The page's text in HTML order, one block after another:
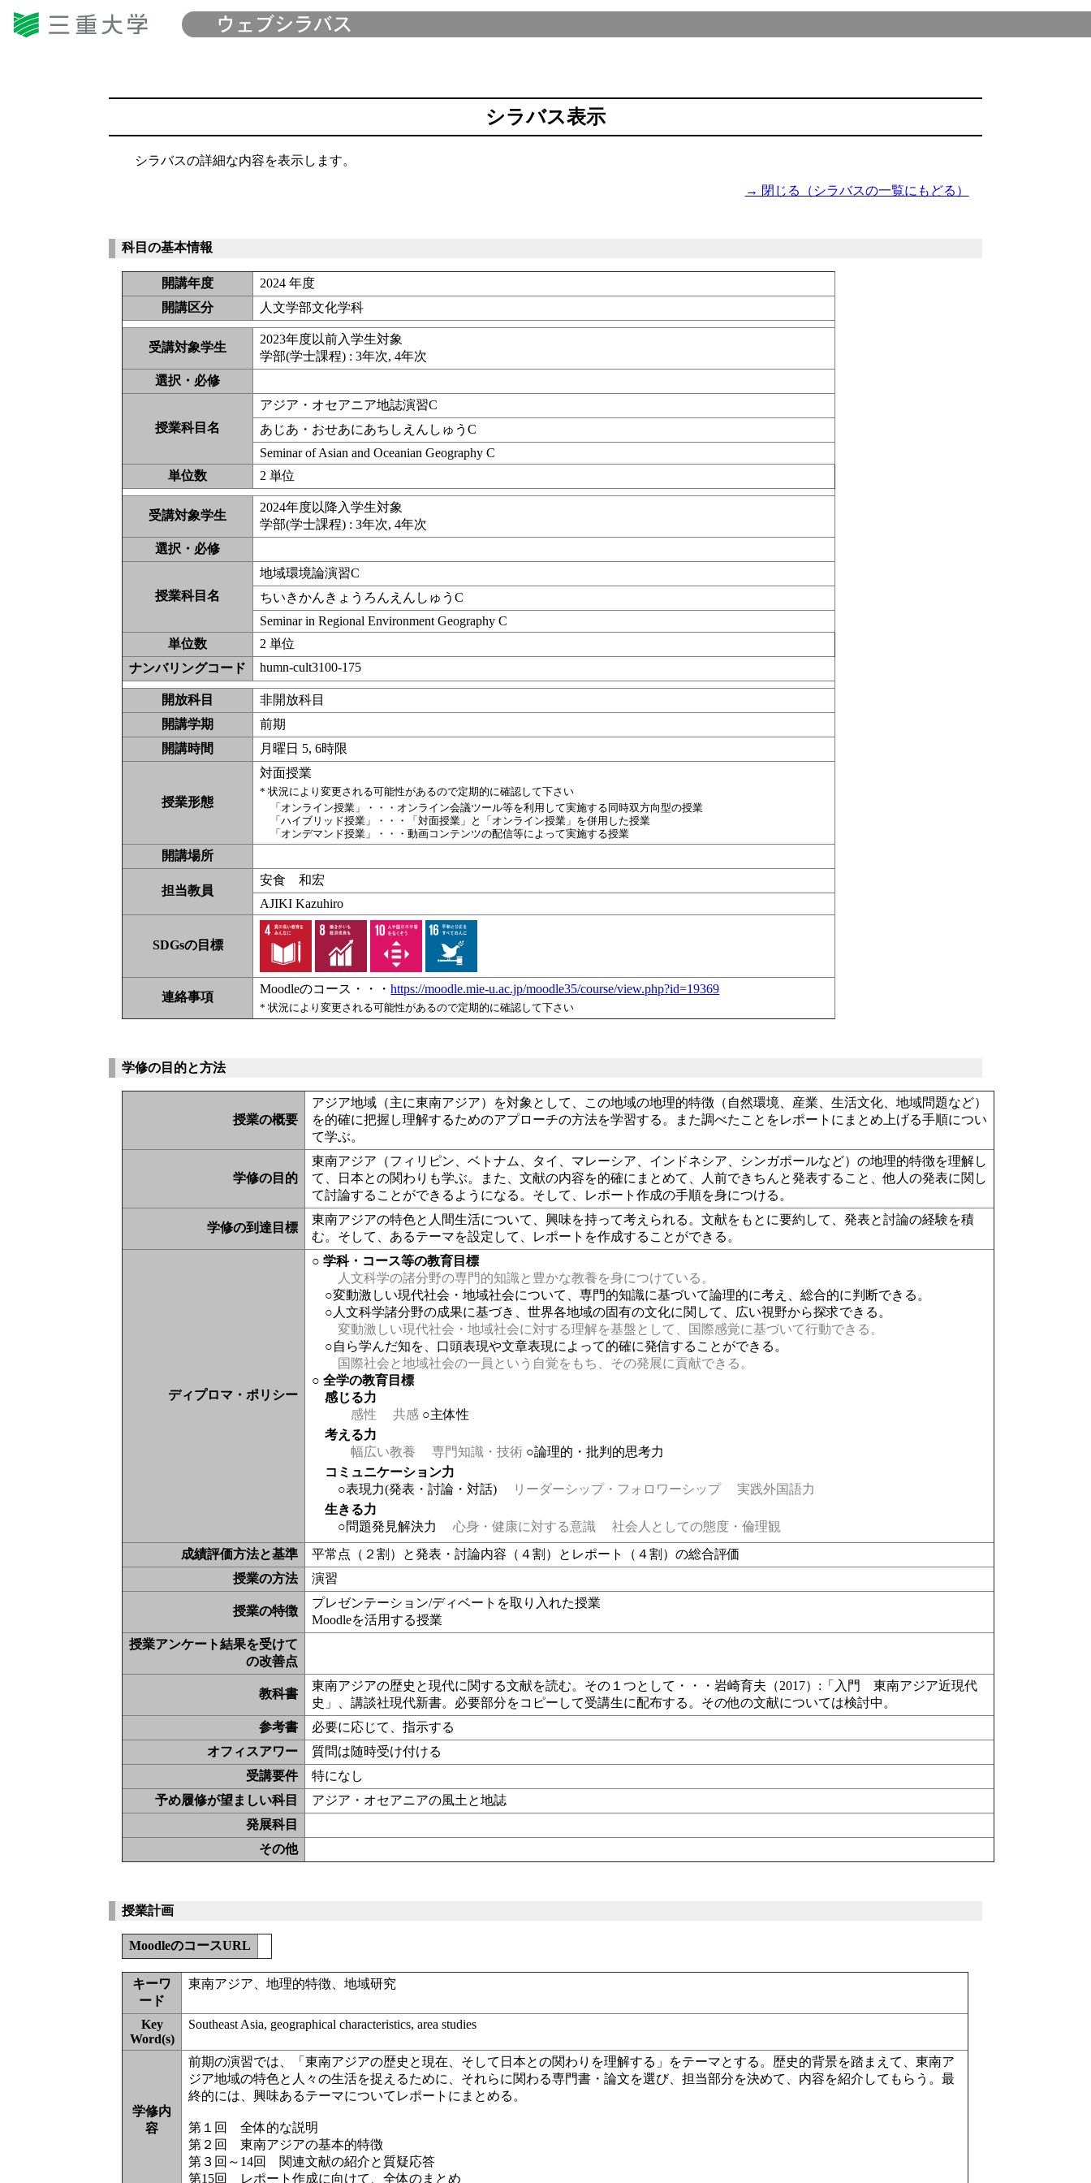
シラバス表示
シラバスの詳細な内容を表示します。
→ 閉じる（シラバスの一覧にもどる）
科目の基本情報
開講年度
2024 年度
開講区分
人文学部文化学科
受講対象学生
2023年度以前入学生対象
学部(学士課程) : 3年次, 4年次
選択・必修
授業科目名
アジア・オセアニア地誌演習C
あじあ・おせあにあちしえんしゅうC
Seminar of Asian and Oceanian Geography C
単位数
2 単位
受講対象学生
2024年度以降入学生対象
学部(学士課程) : 3年次, 4年次
選択・必修
授業科目名
地域環境論演習C
ちいきかんきょうろんえんしゅうC
Seminar in Regional Environment Geography C
単位数
2 単位
ナンバリングコード
humn-cult3100-175
開放科目
非開放科目
開講学期
前期
開講時間
月曜日 5, 6時限
授業形態
対面授業
* 状況により変更される可能性があるので定期的に確認して下さい
「オンライン授業」・・・オンライン会議ツール等を利用して実施する同時双方向型の授業
「ハイブリッド授業」・・・「対面授業」と「オンライン授業」を併用した授業
「オンデマンド授業」・・・動画コンテンツの配信等によって実施する授業
開講場所
担当教員
安食 和宏
AJIKI Kazuhiro
SDGsの目標
連絡事項
Moodleのコース・・・https://moodle.mie-u.ac.jp/moodle35/course/view.php?id=19369
* 状況により変更される可能性があるので定期的に確認して下さい
学修の目的と方法
授業の概要
アジア地域（主に東南アジア）を対象として、この地域の地理的特徴（自然環境、産業、生活文化、地域問題など）
を的確に把握し理解するためのアプローチの方法を学習する。また調べたことをレポートにまとめ上げる手順につい
て学ぶ。
学修の目的
東南アジア（フィリピン、ベトナム、タイ、マレーシア、インドネシア、シンガポールなど）の地理的特徴を理解し
て、日本との関わりも学ぶ。また、文献の内容を的確にまとめて、人前できちんと発表すること、他人の発表に関し
て討論することができるようになる。そして、レポート作成の手順を身につける。
学修の到達目標
東南アジアの特色と人間生活について、興味を持って考えられる。文献をもとに要約して、発表と討論の経験を積
む。そして、あるテーマを設定して、レポートを作成することができる。
ディプロマ・ポリシー
○ 学科・コース等の教育目標
人文科学の諸分野の専門的知識と豊かな教養を身につけている。
○変動激しい現代社会・地域社会について、専門的知識に基づいて論理的に考え、総合的に判断できる。
○人文科学諸分野の成果に基づき、世界各地域の固有の文化に関して、広い視野から探求できる。
変動激しい現代社会・地域社会に対する理解を基盤として、国際感覚に基づいて行動できる。
○自ら学んだ知を、口頭表現や文章表現によって的確に発信することができる。
国際社会と地域社会の一員という自覚をもち、その発展に貢献できる。
○ 全学の教育目標
感じる力
感性
共感 ○主体性
考える力
幅広い教養
専門知識・技術 ○論理的・批判的思考力
コミュニケーション力
○表現力(発表・討論・対話)
リーダーシップ・フォロワーシップ
実践外国語力
生きる力
○問題発見解決力
心身・健康に対する意識
社会人としての態度・倫理観
成績評価方法と基準
平常点（２割）と発表・討論内容（４割）とレポート（４割）の総合評価
授業の方法
演習
授業の特徴
プレゼンテーション/ディベートを取り入れた授業
Moodleを活用する授業
授業アンケート結果を受けて
の改善点
教科書
東南アジアの歴史と現代に関する文献を読む。その１つとして・・・岩崎育夫（2017）:「入門 東南アジア近現代
史」、講談社現代新書。必要部分をコピーして受講生に配布する。その他の文献については検討中。
参考書
必要に応じて、指示する
オフィスアワー
質問は随時受け付ける
受講要件
特になし
予め履修が望ましい科目
アジア・オセアニアの風土と地誌
発展科目
その他
授業計画
MoodleのコースURL
キーワ
ード
東南アジア、地理的特徴、地域研究
Key
Word(s)
Southeast Asia, geographical characteristics, area studies
学修内
容
前期の演習では、「東南アジアの歴史と現在、そして日本との関わりを理解する」をテーマとする。歴史的背景を踏まえて、東南ア
ジア地域の特色と人々の生活を捉えるために、それらに関わる専門書・論文を選び、担当部分を決めて、内容を紹介してもらう。最
終的には、興味あるテーマについてレポートにまとめる。
第１回 全体的な説明
第２回 東南アジアの基本的特徴
第３回～14回 関連文献の紹介と質疑応答
第15回 レポート作成に向けて、全体のまとめ